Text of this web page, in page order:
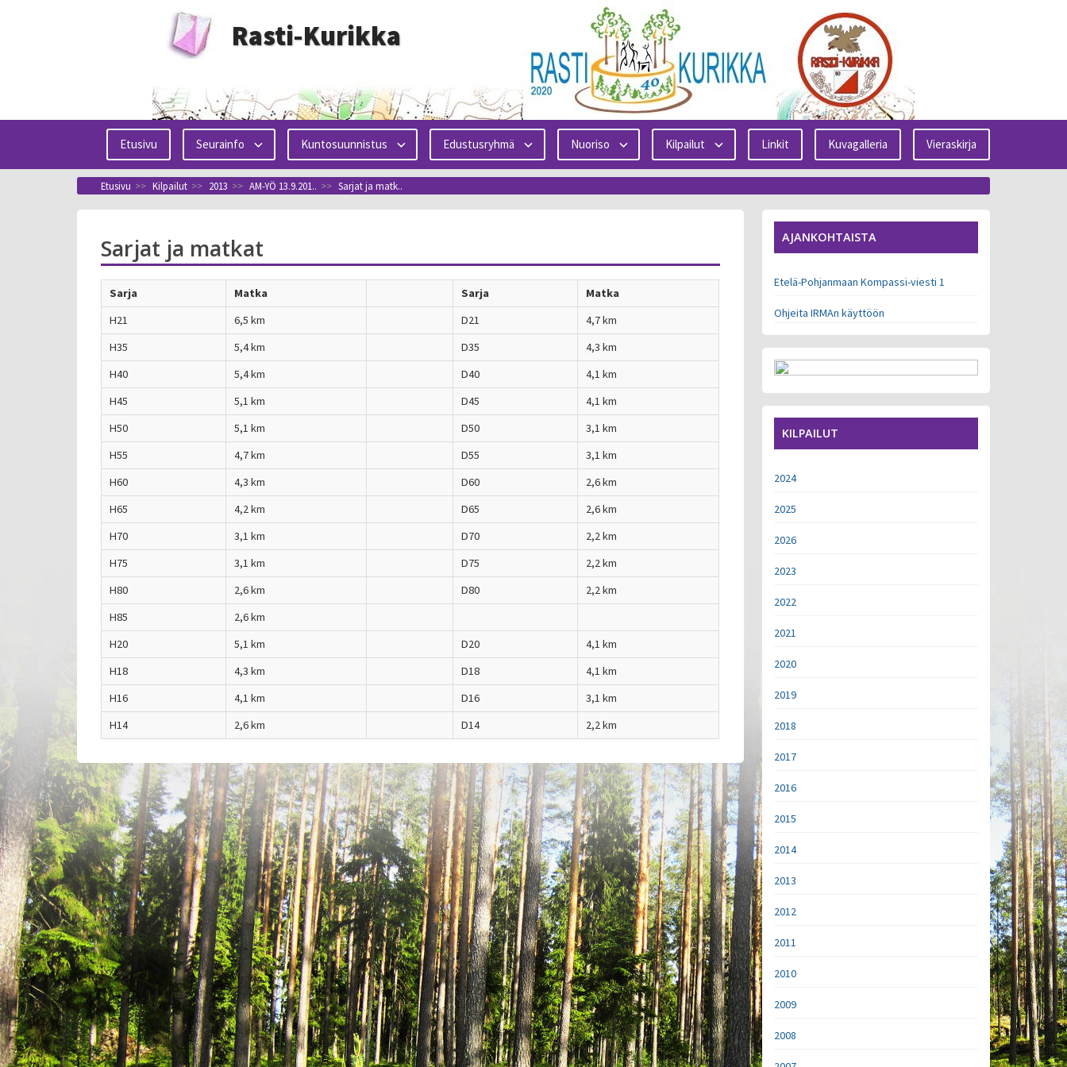
Rasti-Kurikka
Etusivu Seurainfo Kuntosuunnistus Edustusryhmä Nuoriso Kilpailut Linkit Kuvagalleria Vieraskirja
Etusivu >> Kilpailut >> 2013 >> AM-YÖ 13.9.201.. >> Sarjat ja matk..
Sarjat ja matkat
Sarja Matka Sarja
Matka
H21
6,5 km D21
4,7 km
H35
5,4 km D35
4,3 km
H40
5,4 km D40
4,1 km
H45
5,1 km D45
4,1 km
H50
5,1 km D50
3,1 km
H55
4,7 km D55
3,1 km
H60
4,3 km D60
2,6 km
H65
4,2 km D65
2,6 km
H70
3,1 km D70
2,2 km
H75
3,1 km D75
2,2 km
H80
2,6 km D80
2,2 km
H85
2,6 km
H20
5,1 km D20
4,1 km
H18
4,3 km D18
4,1 km
H16
4,1 km D16
3,1 km
H14
2,6 km D14 2,2 km
AJANKOHTAISTA
Etelä-Pohjanmaan Kompassi-viesti 1
Ohjeita IRMAn käyttöön
KILPAILUT
2024
2025
2026
2023
2022
2021
2020
2019
2018
2017
2016
2015
2014
2013
2012
2011
2010
2009
2008